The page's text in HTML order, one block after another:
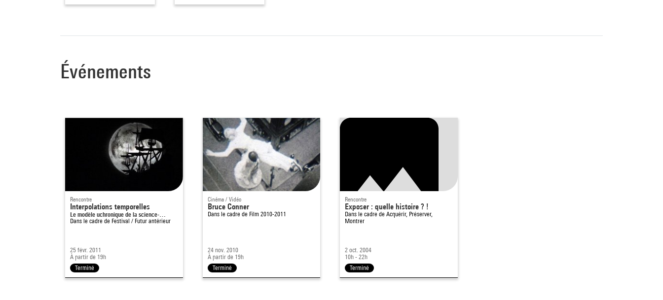
Événements
Rencontre
Interpolations temporelles
Le modèle uchronique de la science-…
Dans le cadre de Festival / Futur antérieur
25 févr. 2011
À partir de 19h
Terminé
Cinéma / Vidéo
Bruce Conner
Dans le cadre de Film 2010-2011
24 nov. 2010
À partir de 19h
Terminé
Rencontre
Exposer : quelle histoire ? !
Dans le cadre deAcquérir, Préserver,
Montrer
2 oct. 2004
10h - 22h
Terminé